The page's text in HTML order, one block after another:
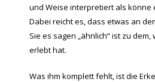
und Weise interpretiert als könne
Dabei reicht es, dass etwas an
Sie es sagen „ähnlich“ ist zu dem,
erlebt hat.
Was ihm komplett fehlt, ist die